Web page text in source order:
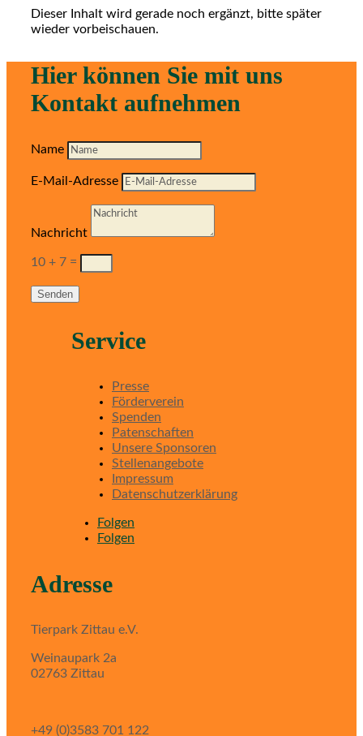
Dieser Inhalt wird gerade noch ergänzt, bitte später
wieder vorbeischauen.
Hier können Sie mit uns
Kontakt aufnehmen
Name
E-Mail-Adresse
Nachricht
10 + 7 =
Senden
Service
Presse
Förderverein
Spenden
Patenschaften
Unsere Sponsoren
Stellenangebote
Impressum
Datenschutzerklärung
Folgen
Folgen
Adresse
Tierpark Zittau e.V.
Weinaupark 2a
02763 Zittau
+49 (0)3583 701 122